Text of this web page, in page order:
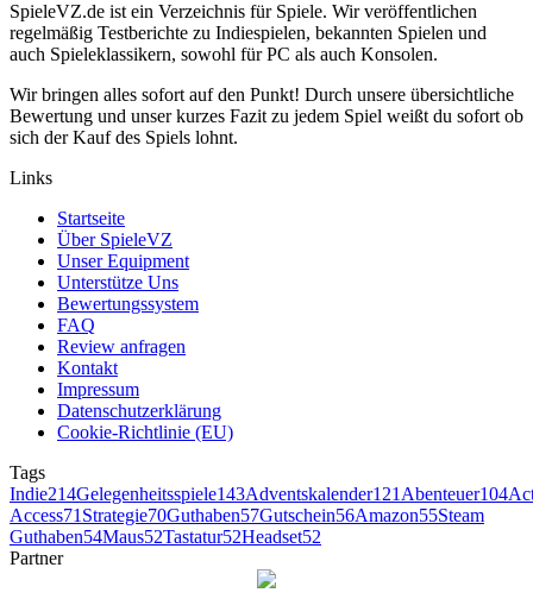
SpieleVZ.de ist ein Verzeichnis für Spiele. Wir veröffentlichen
regelmäßig Testberichte zu Indiespielen, bekannten Spielen und
auch Spieleklassikern, sowohl für PC als auch Konsolen.
Wir bringen alles sofort auf den Punkt! Durch unsere übersichtliche
Bewertung und unser kurzes Fazit zu jedem Spiel weißt du sofort ob
sich der Kauf des Spiels lohnt.
Links
Startseite
Über SpieleVZ
Unser Equipment
Unterstütze Uns
Bewertungssystem
FAQ
Review anfragen
Kontakt
Impressum
Datenschutzerklärung
Cookie-Richtlinie (EU)
Tags
Indie214Gelegenheitsspiele143Adventskalender121Abenteuer104
Access71Strategie70Guthaben57Gutschein56Amazon55Steam
Guthaben54Maus52Tastatur52Headset52
Partner